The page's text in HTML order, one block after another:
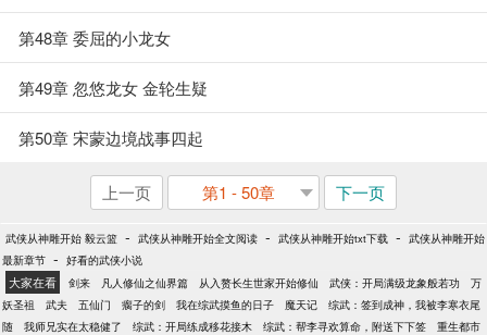
第48章 委屈的小龙女
第49章 忽悠龙女 金轮生疑
第50章 宋蒙边境战事四起
上一页 第1 - 50章 下一页
武侠从神雕开始 毅云篮 - 武侠从神雕开始全文阅读 - 武侠从神雕开始txt下载 - 武侠从神雕开始
最新章节 - 好看的武侠小说
大家在看 剑来 凡人修仙之仙界篇 从入赘长生世家开始修仙 武侠：开局满级龙象般若功
万
妖圣祖
武夫 五仙门 瘸子的剑 我在综武摸鱼的日子 魔天记
综武：签到成神，我被李寒衣尾
随
我师兄实在太稳健了 综武：开局练成移花接木 综武：帮李寻欢算命，附送下下签
重生都市